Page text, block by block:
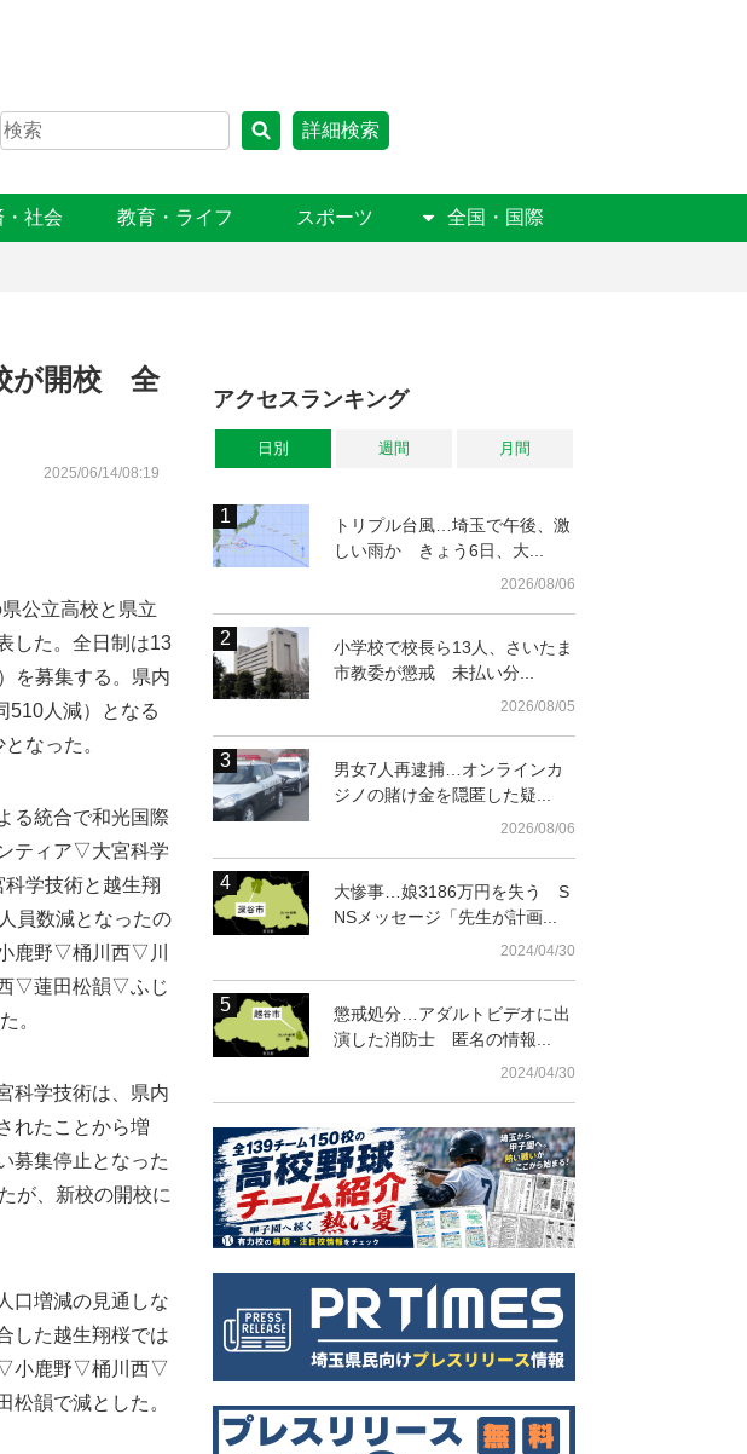
詳細検索
・社会 教育・ライフ スポーツ 全国・国際
が開校 全
2025/06/14/08:19
公立高校と県立
した。全日制は13
を募集する。県内
510人減）となる
なった。
る統合で和光国際
ティア▽大宮科学
学技術と越生翔
員数減となったの
鹿野▽桶川西▽川
▽蓮田松韻▽ふじ
。
科学技術は、県内
れたことから増
募集停止となった
が、新校の開校に
口増減の見通しな
した越生翔桜では
小鹿野▽桶川西▽
韻で減とした。
アクセスランキング
日別 週間 月間
トリプル台風…埼玉で午後、激
しい雨か きょう6日、大...
2026/08/06
小学校で校長ら13人、さいたま
市教委が懲戒 未払い分...
2026/08/05
男女7人再逮捕…オンラインカ
ジノの賭け金を隠匿した疑...
2026/08/06
大惨事…娘3186万円を失う S
NSメッセージ「先生が計画...
2024/04/30
懲戒処分…アダルトビデオに出
演した消防士 匿名の情報...
2024/04/30